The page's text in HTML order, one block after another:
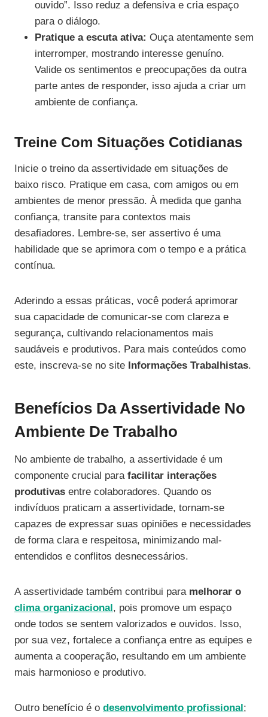
ouvido”. Isso reduz a defensiva e cria espaço
para o diálogo.
Pratique a escuta ativa: Ouça atentamente sem
interromper, mostrando interesse genuíno.
Valide os sentimentos e preocupações da outra
parte antes de responder, isso ajuda a criar um
ambiente de confiança.
Treine Com Situações Cotidianas
Inicie o treino da assertividade em situações de
baixo risco. Pratique em casa, com amigos ou em
ambientes de menor pressão. À medida que ganha
confiança, transite para contextos mais
desafiadores. Lembre-se, ser assertivo é uma
habilidade que se aprimora com o tempo e a prática
contínua.
Aderindo a essas práticas, você poderá aprimorar
sua capacidade de comunicar-se com clareza e
segurança, cultivando relacionamentos mais
saudáveis e produtivos. Para mais conteúdos como
este, inscreva-se no site Informações Trabalhistas.
Benefícios Da Assertividade No
Ambiente De Trabalho
No ambiente de trabalho, a assertividade é um
componente crucial para facilitar interações
produtivas entre colaboradores. Quando os
indivíduos praticam a assertividade, tornam-se
capazes de expressar suas opiniões e necessidades
de forma clara e respeitosa, minimizando mal-
entendidos e conflitos desnecessários.
A assertividade também contribui para melhorar o
clima organizacional , pois promove um espaço
onde todos se sentem valorizados e ouvidos. Isso,
por sua vez, fortalece a confiança entre as equipes e
aumenta a cooperação, resultando em um ambiente
mais harmonioso e produtivo.
Outro benefício é o desenvolvimento profissional ;